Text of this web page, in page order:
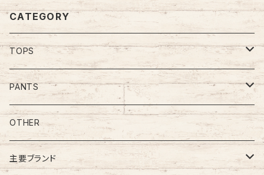
CATEGORY
TOPS
Tee
S/L Tee
Polo Shirt
Shirt
PANTS
Jeans/Denim
Work Pants
OTHER
主要ブランド